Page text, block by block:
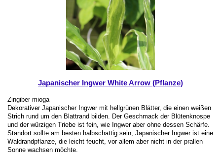
Japanischer Ingwer White Arrow (Pflanze)
Zingiber mioga
Dekorativer Japanischer Ingwer mit hellgrünen Blätter, die einen weißen
Strich rund um den Blattrand bilden. Der Geschmack der Blütenknospe
und der würzigen Triebe ist fein, wie Ingwer aber ohne dessen Schärfe.
Standort sollte am besten halbschattig sein, Japanischer Ingwer ist eine
Waldrandpflanze, die leicht feucht, vor allem aber nicht in der prallen
Sonne wachsen möchte.